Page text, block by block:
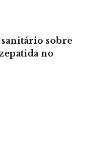
sobre
no